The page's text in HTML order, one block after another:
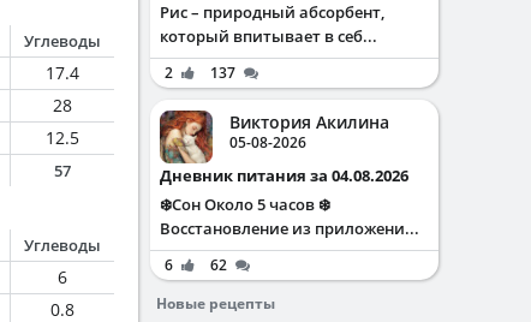
Углеводы
17.4
28
12.5
57
Углеводы
6
0.8
Рис – природный абсорбент,
который впитывает в себ...
2 137
Виктория Акилина
05-08-2026
Дневник питания за 04.08.2026
❄️Сон Около 5 часов ❄️
Восстановление из приложени...
6
62
Новые рецепты